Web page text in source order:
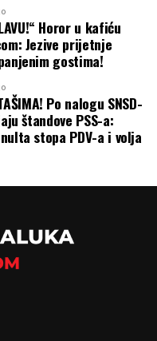
i zajednički rad kako
regionalni
slava
ali i na
kakvu
i
Horor u kafiću
Jezive prijetnje
gostima!
Po nalogu SNSD-
štandove PSS-a:
stopa PDV-a i volja